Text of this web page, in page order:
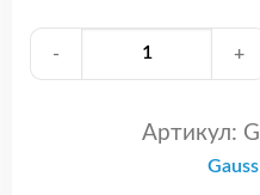
- +
Артикул: